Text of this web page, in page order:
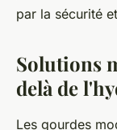
par la sécurité
Solutions
delà de
Les gourdes